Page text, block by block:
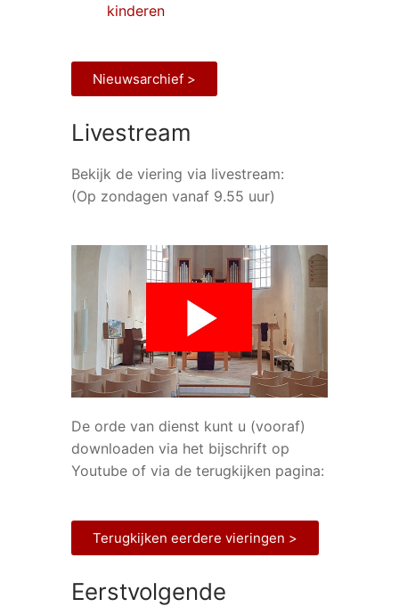
kinderen
Nieuwsarchief >
Livestream
Bekijk de viering via livestream:
(Op zondagen vanaf 9.55 uur)
De orde van dienst kunt u (vooraf)
downloaden via het bijschrift op
Youtube of via de terugkijken pagina:
Terugkijken eerdere vieringen >
Eerstvolgende